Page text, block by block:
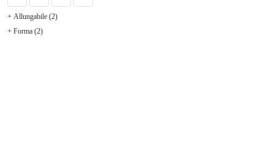
+ Allungabile (2)
+ Forma (2)